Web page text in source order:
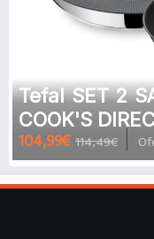
Tefal SET 2
COOK'S
104,99€ 114,49€